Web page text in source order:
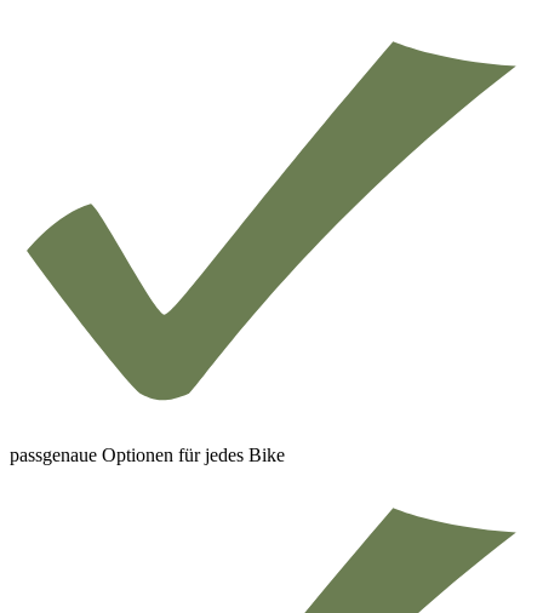
passgenaue Optionen für jedes Bike